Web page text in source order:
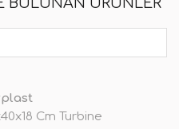
BULUNAN ÜRÜNLER
Cm Turbine